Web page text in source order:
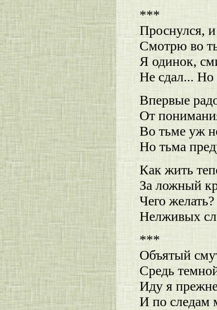
***
Проснулся,
Смотрю во
Я одинок,
Не сдал... Но
Впервые
От
Во тьме уж
Но тьма
Как жить
За ложный
Чего
Нелживых
***
Объятый
Средь
Иду я
И по следам